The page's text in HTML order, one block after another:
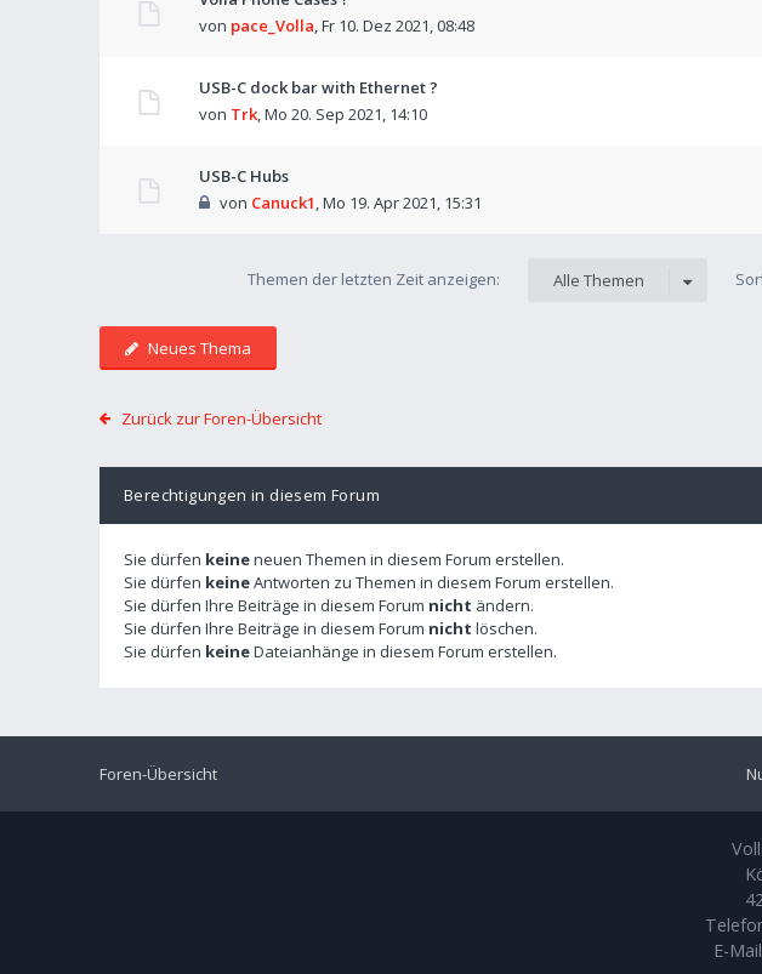
von pace_Volla,Fr 10. Dez 2021, 08:48
USB-C dock bar with Ethernet ?
von Trk,Mo 20. Sep 2021, 14:10
USB-C Hubs
von Canuck1,Mo 19. Apr 2021, 15:31
Themen der letzten Zeit anzeigen: Alle Themen
Neues Thema
Zurück zur Foren-Übersicht
Berechtigungen in diesem Forum
Sie dürfen keineneuen Themen in diesem Forum erstellen.
Sie dürfen keineAntworten zu Themen in diesem Forum erstellen.
Sie dürfen Ihre Beiträge in diesem Forum nicht ändern.
Sie dürfen Ihre Beiträge in diesem Forum nicht löschen.
Sie dürfen keineDateianhänge in diesem Forum erstellen.
Foren-Übersicht
E-